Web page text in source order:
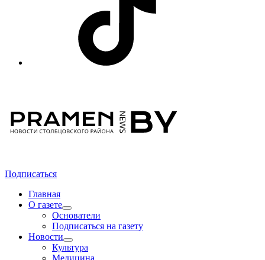
Подписаться
Главная
О газете
Основатели
Подписаться на газету
Новости
Культура
Медицина